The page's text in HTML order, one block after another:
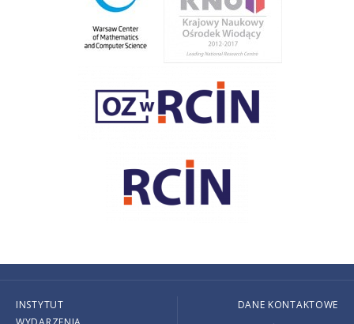
INSTYTUT
DANE KONTAKTOWE